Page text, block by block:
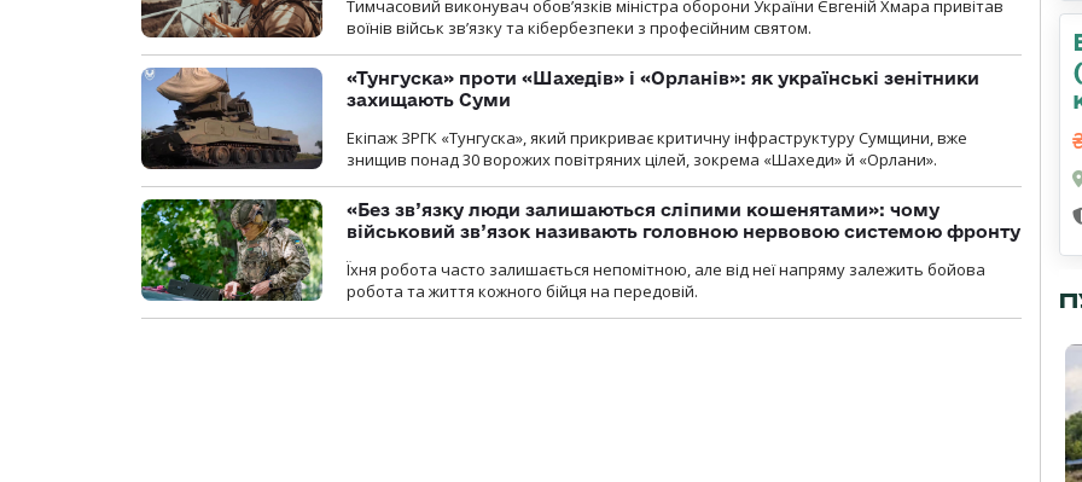
Тимчасовий виконувач обов’язків міністра оборони України Євгеній Хмара привітав
воїнів військ зв’язку та кібербезпеки з професійним святом.
«Тунгуска» проти «Шахедів» і «Орланів»: як українські зенітники
захищають Суми
Екіпаж ЗРГК «Тунгуска», який прикриває критичну інфраструктуру Сумщини, вже
знищив понад 30 ворожих повітряних цілей, зокрема «Шахеди» й «Орлани».
«Без зв’язку люди залишаються сліпими кошенятами»: чому
військовий зв’язок називають головною нервовою системою фронту
Їхня робота часто залишається непомітною, але від неї напряму залежить бойова
робота та життя кожного бійця на передовій.